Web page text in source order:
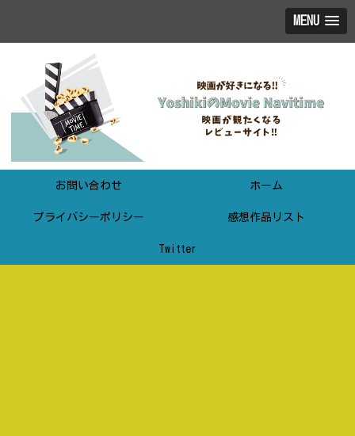
MENU
お問い合わせ ホーム
プライバシーポリシー 感想作品リスト
Twitter